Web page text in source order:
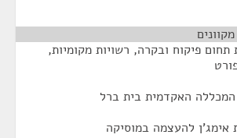
פיקוח ובקרה, רשויות מקומיות,
המכללה האקדמית בית ברל
אימג'ן להעצמה במוסיקה